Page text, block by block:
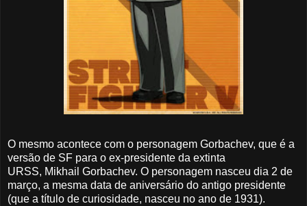
O mesmo acontece com o personagem Gorbachev, que é a
versão de SF para o ex-presidente da extinta
URSS, Mikhail Gorbachev. O personagem nasceu dia 2 de
março, a mesma data de aniversário do antigo presidente
(que a título de curiosidade, nasceu no ano de 1931).